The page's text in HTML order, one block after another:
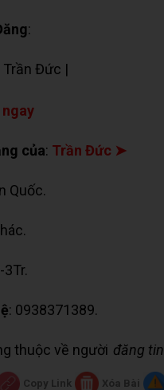
:
Trần Đức |
ngay
của: Trần Đức ➤
Quốc.
3Tr.
: 0938371389.
thuộc về người đăng tin
Copy Link Xóa Bài